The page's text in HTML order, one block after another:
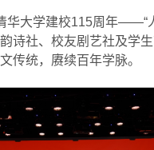
华大学建校115周年——“
诗社、校友剧艺社及学
传统，赓续百年学脉。